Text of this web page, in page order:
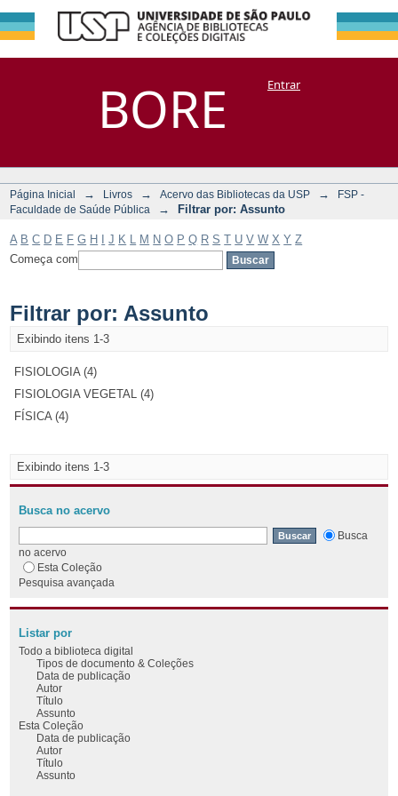
BORE
Filtrar por:
Assunto
DSpace/Manakin + CoriscoEntrar
Página Inicial → Livros → Acervo das Bibliotecas da USP →
FSP -
Faculdade de Saúde Pública
→ Filtrar por: Assunto
A B C D E F G H J K M N O P Q R S T U V W X Y Z
Começa com
Filtrar por: Assunto
Exibindo itens 1-3
FISIOLOGIA (4)
FISIOLOGIA VEGETAL (4)
FÍSICA (4)
Exibindo itens 1-3
Busca no acervo
Busca
no acervo
Esta Coleção
Pesquisa avançada
Listar por
Todo a biblioteca digital
Tipos de documento & Coleções
Data de publicação
Autor
Título
Assunto
Esta Coleção
Data de publicação
Autor
Título
Assunto